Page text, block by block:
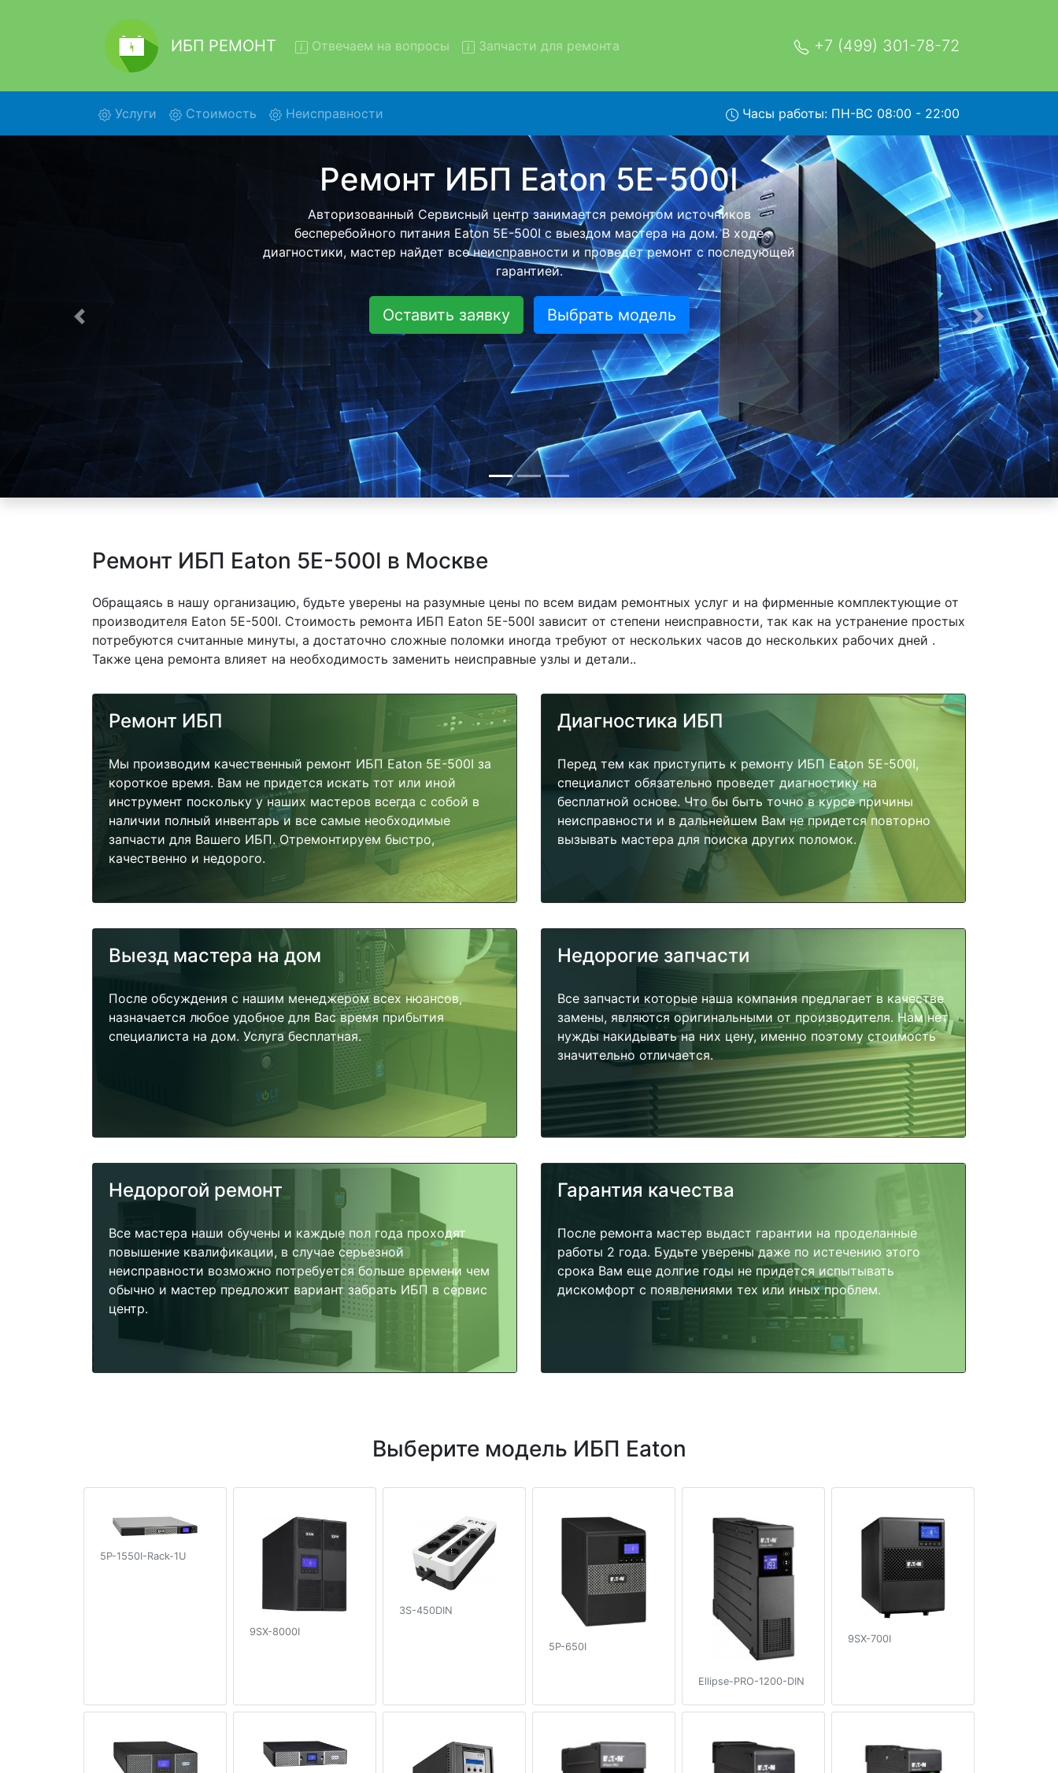
ИБП РЕМОНТ Отвечаем на вопросы Запчасти для ремонта +7 (499) 301-78-72
Услуги (current)Стоимость Неисправности Часы работы: ПН-ВС 08:00 - 22:00
Ремонт ИБП Eaton 5E-500I с вывозом в
сервис
Ремонт ИБП Eaton 5E-500I с вывозом в сервисный центр и обратно - с помощью
нашей бесплатной услуги, специалист заберет Ваш ИБП для дальнейшего более
детального ремонта. Оговоренная стоимость ремонта останется неизменно при
возвращении видеотехники обратно.
Оставить заявку Выбрать модель
Предыдущая Следующая
Ремонт ИБП Eaton 5E-500I в Москве
Обращаясь в нашу организацию, будьте уверены на разумные цены по всем видам ремонтных услуг и на фирменные комплектующие от
производителя Eaton 5E-500I. Стоимость ремонта ИБП Eaton 5E-500I зависит от степени неисправности, так как на устранение простых
потребуются считанные минуты, а достаточно сложные поломки иногда требуют от нескольких часов до нескольких рабочих дней .
Также цена ремонта влияет на необходимость заменить неисправные узлы и детали..
Ремонт ИБП
Мы производим качественный ремонт ИБП Eaton 5E-500I за
короткое время. Вам не придется искать тот или иной
инструмент поскольку у наших мастеров всегда с собой в
наличии полный инвентарь и все самые необходимые
запчасти для Вашего ИБП. Отремонтируем быстро,
качественно и недорого.
Диагностика ИБП
Перед тем как приступить к ремонту ИБП Eaton 5E-500I,
специалист обязательно проведет диагностику на
бесплатной основе. Что бы быть точно в курсе причины
неисправности и в дальнейшем Вам не придется повторно
вызывать мастера для поиска других поломок.
Выезд мастера на дом
После обсуждения с нашим менеджером всех нюансов,
назначается любое удобное для Вас время прибытия
специалиста на дом. Услуга бесплатная.
Недорогие запчасти
Все запчасти которые наша компания предлагает в качестве
замены, являются оригинальными от производителя. Нам нет
нужды накидывать на них цену, именно поэтому стоимость
значительно отличается.
Недорогой ремонт
Все мастера наши обучены и каждые пол года проходят
повышение квалификации, в случае серьезной
неисправности возможно потребуется больше времени чем
обычно и мастер предложит вариант забрать ИБП в сервис
центр.
Гарантия качества
После ремонта мастер выдаст гарантии на проделанные
работы 2 года. Будьте уверены даже по истечению этого
срока Вам еще долгие годы не придется испытывать
дискомфорт с появлениями тех или иных проблем.
Выберите модель ИБП Eaton
5P-1550I-Rack-1U
9SX-8000I
3S-450DIN
5P-650I
Ellipse-PRO-1200-DIN
9SX-700I